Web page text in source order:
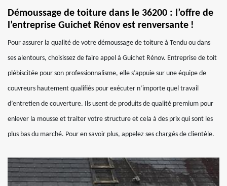
Démoussage de toiture dans le 36200 : l’offre de
l’entreprise Guichet Rénov est renversante !
Pour assurer la qualité de votre démoussage de toiture à Tendu ou dans
ses alentours, choisissez de faire appel à Guichet Rénov. Entreprise de toit
plébiscitée pour son professionnalisme, elle s’appuie sur une équipe de
couvreurs hautement qualifiés pour exécuter n’importe quel travail
d’entretien de couverture. Ils usent de produits de qualité premium pour
enlever la mousse et traiter votre structure et cela à des prix qui sont les
plus bas du marché. Pour en savoir plus, appelez ses chargés de clientèle.